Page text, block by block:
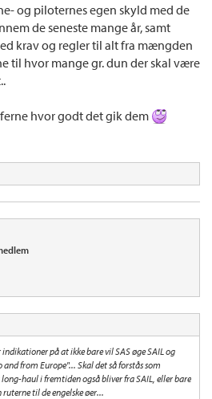
og piloternes egen skyld med de
de seneste mange år, samt
krav og regler til alt fra mængden
til hvor mange gr. dun der skal være
hvor godt det gik dem
på at ikke bare vil SAS øge SAIL og
from Europe"... Skal det så forstås som
haul i fremtiden også bliver fra SAIL, eller bare
til de engelske øer...